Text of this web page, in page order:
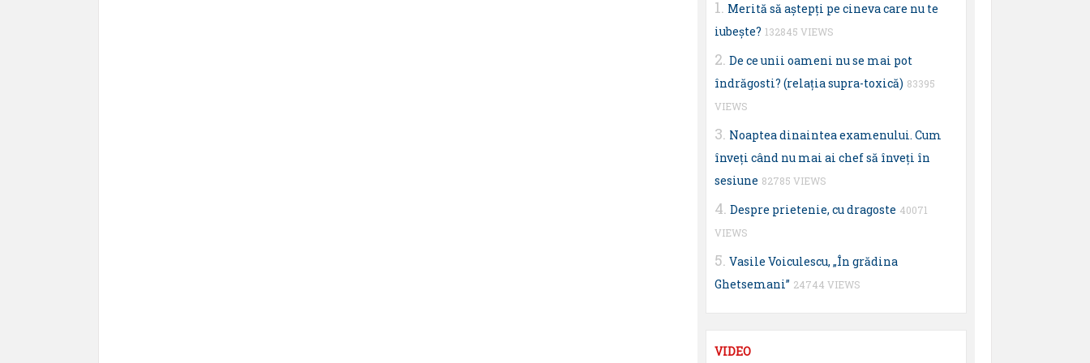
Merită să aştepţi pe cineva care nu te
iubeşte? 132845 VIEWS
De ce unii oameni nu se mai pot
îndrăgosti? (relaţia supra-toxică) 83395
VIEWS
Noaptea dinaintea examenului. Cum
înveţi când nu mai ai chef să înveţi în
sesiune 82785 VIEWS
Despre prietenie, cu dragoste 40071
VIEWS
Vasile Voiculescu, „În grădina
Ghetsemani” 24744 VIEWS
VIDEO